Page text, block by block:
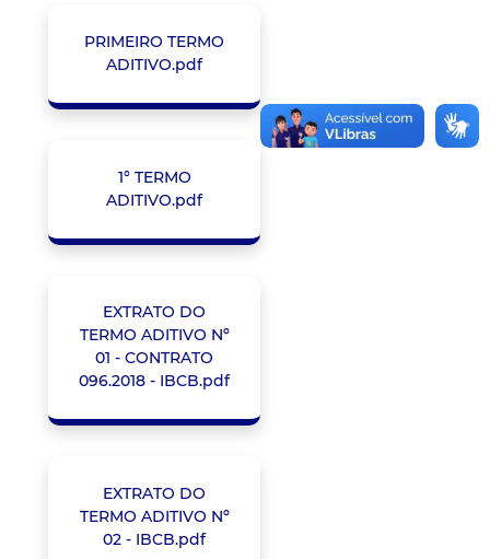
PRIMEIRO TERMO
ADITIVO.pdf
1° TERMO
ADITIVO.pdf
EXTRATO DO
TERMO ADITIVO Nº
01 - CONTRATO
096.2018 - IBCB.pdf
EXTRATO DO
TERMO ADITIVO Nº
02 - IBCB.pdf